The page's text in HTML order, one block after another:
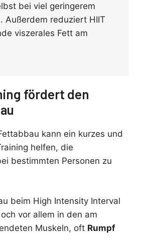
bei viel geringerem
Außerdem reduziert HIIT
viszerales Fett am
fördert den
kann ein kurzes und
helfen, die
bestimmten Personen zu
beim High Intensity Interval
vor allem in den am
Muskeln, oft Rumpf